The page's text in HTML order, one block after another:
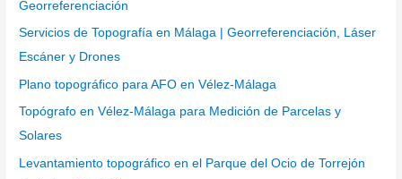
Georreferenciación
Servicios de Topografía en Málaga | Georreferenciación, Láser
Escáner y Drones
Plano topográfico para AFO en Vélez-Málaga
Topógrafo en Vélez-Málaga para Medición de Parcelas y
Solares
Levantamiento topográfico en el Parque del Ocio de Torrejón